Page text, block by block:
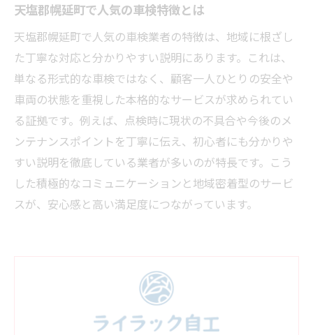
天塩郡幌延町で人気の車検特徴とは
天塩郡幌延町で人気の車検業者の特徴は、地域に根ざし
た丁寧な対応と分かりやすい説明にあります。これは、
単なる形式的な車検ではなく、顧客一人ひとりの安全や
車両の状態を重視した本格的なサービスが求められてい
る証拠です。例えば、点検時に現状の不具合や今後のメ
ンテナンスポイントを丁寧に伝え、初心者にも分かりや
すい説明を徹底している業者が多いのが特長です。こう
した積極的なコミュニケーションと地域密着型のサービ
スが、安心感と高い満足度につながっています。